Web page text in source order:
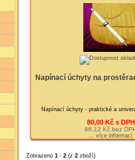
Napínací úchyty na
Napínací úchyty - praktické a
80,00 Kč s DPH
66,12 Kč bez
... více informací
Zobrazeno 1- 2(z 2zboží)